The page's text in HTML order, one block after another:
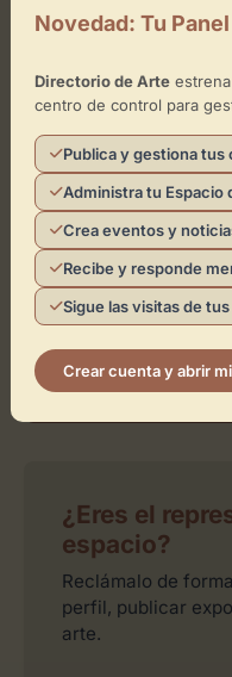
−
Toca el
¿Eres el
espacio?
Reclámalo de
perfil, publicar
arte.
Novedad: Tu
Directorio de Arte
centro de control para
Publica y gestiona tus
Administra tu Espacio
Crea eventos y
Recibe y responde
Sigue las visitas de
Crear cuenta y abrir